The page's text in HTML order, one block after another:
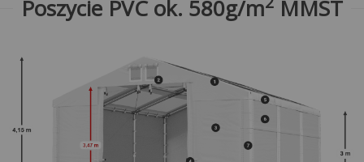
Poszycie PVC ok. 580g/m MMST